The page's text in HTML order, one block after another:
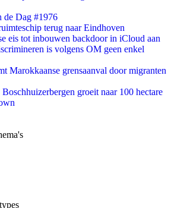
de Dag #1976
terug naar Eindhoven
eis tot inbouwen backdoor in iCloud aan
is volgens OM geen enkel
Marokkaanse grensaanval door migranten
groeit naar 100 hectare